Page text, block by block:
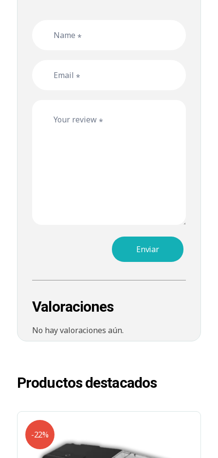
Valoraciones
No hay valoraciones aún.
Name*
Email*
Your review*
Productos destacados
-22%